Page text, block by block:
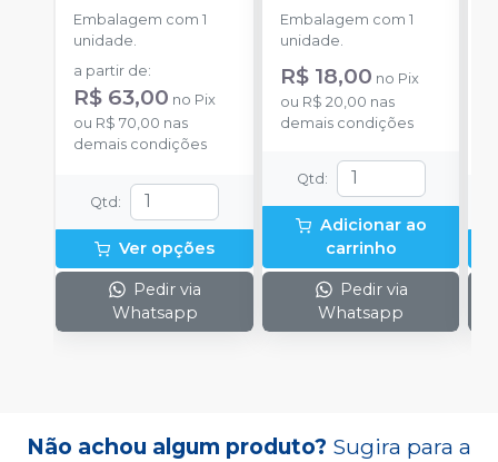
Embalagem com 1
unidade.
a partir de:
R$ 63,00 no Pix
ou R$ 70,00 nas
demais condições
Qtd :
Ver opções
Pedir via
Whatsapp
Embalagem com 1
unidade.
R$ 18,00 no Pix
ou R$ 20,00 nas
demais condições
Qtd :
Adicionar ao
carrinho
Pedir via
Whatsapp
Não achou algum produto? Sugira para a